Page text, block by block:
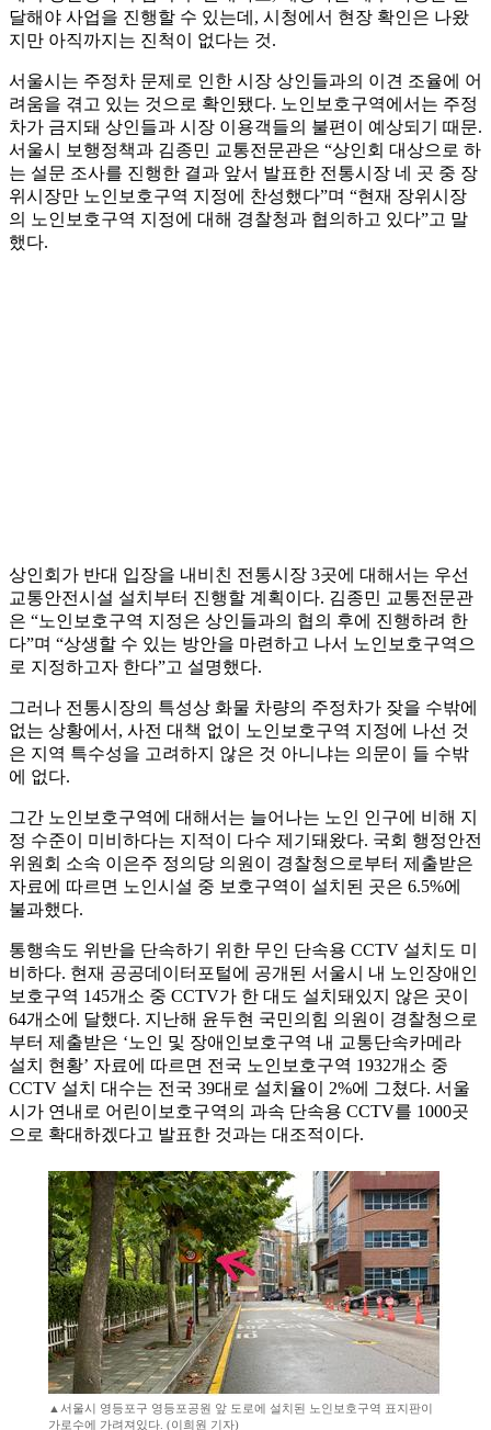
달해야 사업을 진행할 수 있는데, 시청에서 현장 확인은 나왔
지만 아직까지는 진척이 없다는 것.
서울시는 주정차 문제로 인한 시장 상인들과의 이견 조율에 어
려움을 겪고 있는 것으로 확인됐다. 노인보호구역에서는 주정
차가 금지돼 상인들과 시장 이용객들의 불편이 예상되기 때문.
서울시 보행정책과 김종민 교통전문관은 “상인회 대상으로 하
는 설문 조사를 진행한 결과 앞서 발표한 전통시장 네 곳 중 장
위시장만 노인보호구역 지정에 찬성했다”며 “현재 장위시장
의 노인보호구역 지정에 대해 경찰청과 협의하고 있다”고 말
했다.
상인회가 반대 입장을 내비친 전통시장 3곳에 대해서는 우선
교통안전시설 설치부터 진행할 계획이다. 김종민 교통전문관
은 “노인보호구역 지정은 상인들과의 협의 후에 진행하려 한
다”며 “상생할 수 있는 방안을 마련하고 나서 노인보호구역으
로 지정하고자 한다”고 설명했다.
그러나 전통시장의 특성상 화물 차량의 주정차가 잦을 수밖에
없는 상황에서, 사전 대책 없이 노인보호구역 지정에 나선 것
은 지역 특수성을 고려하지 않은 것 아니냐는 의문이 들 수밖
에 없다.
그간 노인보호구역에 대해서는 늘어나는 노인 인구에 비해 지
정 수준이 미비하다는 지적이 다수 제기돼왔다. 국회 행정안전
위원회 소속 이은주 정의당 의원이 경찰청으로부터 제출받은
자료에 따르면 노인시설 중 보호구역이 설치된 곳은 6.5%에
불과했다.
통행속도 위반을 단속하기 위한 무인 단속용 CCTV 설치도 미
비하다. 현재 공공데이터포털에 공개된 서울시 내 노인장애인
보호구역 145개소 중 CCTV가 한 대도 설치돼있지 않은 곳이
64개소에 달했다. 지난해 윤두현 국민의힘 의원이 경찰청으로
부터 제출받은 ‘노인 및 장애인보호구역 내 교통단속카메라
설치 현황’ 자료에 따르면 전국 노인보호구역 1932개소 중
CCTV 설치 대수는 전국 39대로 설치율이 2%에 그쳤다. 서울
시가 연내로 어린이보호구역의 과속 단속용 CCTV를 1000곳
으로 확대하겠다고 발표한 것과는 대조적이다.
▲서울시 영등포구 영등포공원 앞 도로에 설치된 노인보호구역 표지판이
가로수에 가려져있다. (이희원 기자)